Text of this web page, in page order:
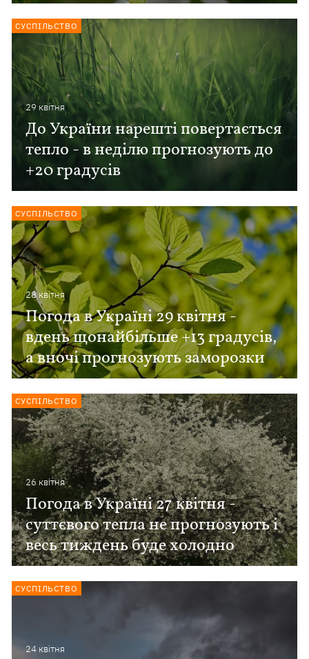
29 квiтня
До України нарешті повертається
тепло - в неділю прогнозують до
+20 градусів
СУСПІЛЬСТВО
28 квiтня
Погода в Україні 29 квітня -
вдень щонайбільше +13 градусів,
а вночі прогнозують заморозки
СУСПІЛЬСТВО
26 квiтня
Погода в Україні 27 квітня -
суттєвого тепла не прогнозують і
весь тиждень буде холодно
СУСПІЛЬСТВО
24 квiтня
СУСПІЛЬСТВО